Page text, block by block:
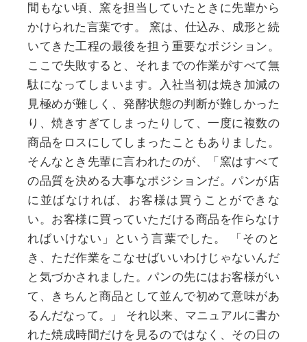
間もない頃、窯を担当していたときに先輩から
かけられた言葉です。
窯は、仕込み、成形と続
いてきた工程の最後を担う重要なポジション。
ここで失敗すると、それまでの作業がすべて無
駄になってしまいます。入社当初は焼き加減の
見極めが難しく、発酵状態の判断が難しかった
り、焼きすぎてしまったりして、一度に複数の
商品をロスにしてしまったこともありました。
そんなとき先輩に言われたのが、「窯はすべて
の品質を決める大事なポジションだ。パンが店
に並ばなければ、お客様は買うことができな
い。お客様に買っていただける商品を作らなけ
ればいけない」という言葉でした。
「そのと
き、ただ作業をこなせばいいわけじゃないんだ
と気づかされました。パンの先にはお客様がい
て、きちんと商品として並んで初めて意味があ
るんだなって。」
それ以来、マニュアルに書か
れた焼成時間だけを見るのではなく、その日の